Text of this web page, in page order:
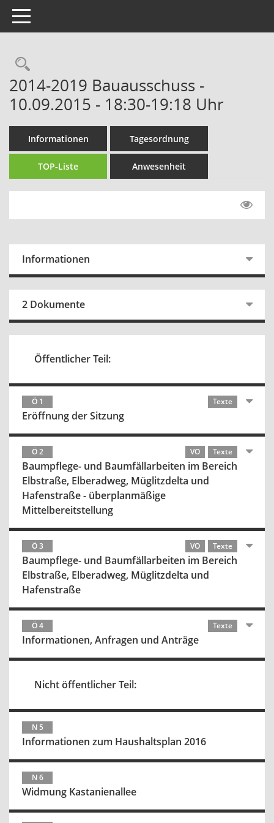
Toggle navigation
Rechercheauswahl
2014-2019 Bauausschuss -
10.09.2015 - 18:30-19:18 Uhr
Informationen Tagesordnung
TOP-Liste Anwesenheit
Informationen
2 Dokumente
Öffentlicher Teil:
Ö 1 Texte
Eröffnung der Sitzung
Ö 2 VO Texte
Baumpflege- und Baumfällarbeiten im Bereich
Elbstraße, Elberadweg, Müglitzdelta und
Hafenstraße - überplanmäßige
Mittelbereitstellung
Ö 3 VO Texte
Baumpflege- und Baumfällarbeiten im Bereich
Elbstraße, Elberadweg, Müglitzdelta und
Hafenstraße
Ö 4 Texte
Informationen, Anfragen und Anträge
Nicht öffentlicher Teil:
N 5
Informationen zum Haushaltsplan 2016
N 6
Widmung Kastanienallee